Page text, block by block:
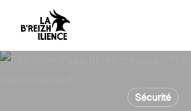
main
Panier
Sécurité